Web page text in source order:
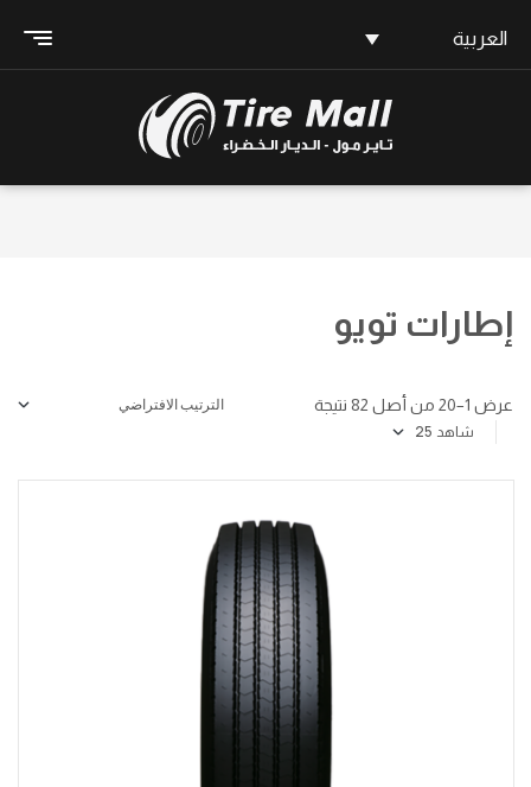
العربية
إطارات تويو
عرض 1–20 من أصل 82 نتيجة
شاهد